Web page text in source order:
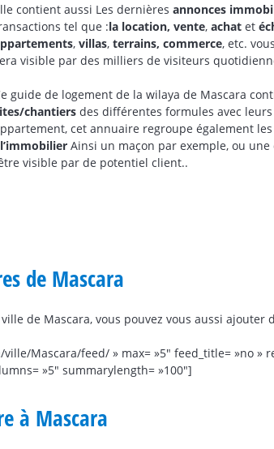
contient aussi Les dernières annonces
tel que :la location, vente, achat et
, villas, terrains, commerce, etc.
visible par des milliers de visiteurs
guide de logement de la wilaya de Mascara
chantiers des différentes formules avec leurs
cet annuaire regroupe également les
Ainsi un maçon par exemple, ou
visible par de potentiel client..
de Mascara
de Mascara, vous pouvez vous aussi ajouter
Mascara/feed/ » max= »5″ feed_title= »no »
»5″ summarylength= »100″]
à Mascara